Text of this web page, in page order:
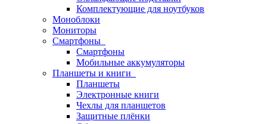
Комплектующие для ноутбуков
Моноблоки
Мониторы
Смартфоны
Смартфоны
Мобильные аккумуляторы
Планшеты и книги
Планшеты
Электронные книги
Чехлы для планшетов
Защитные плёнки